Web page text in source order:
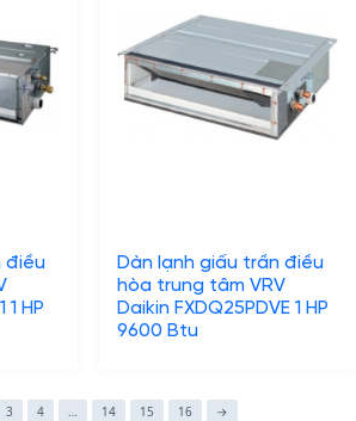
điều
1 HP
Dàn lạnh giấu trần điều
hòa trung tâm VRV
Daikin FXDQ25PDVE 1 HP
9600 Btu
3 4 … 14 15 16 →